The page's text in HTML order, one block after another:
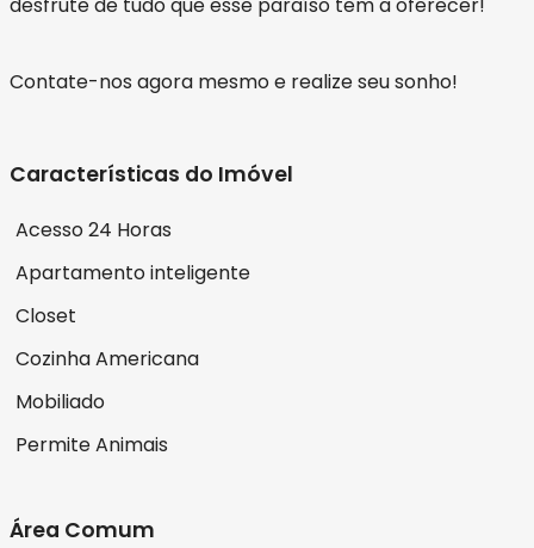
Contate-nos agora mesmo e realize seu sonho!
Características do Imóvel
Acesso 24 Horas
Apartamento inteligente
Closet
Cozinha Americana
Mobiliado
Permite Animais
Área Comum